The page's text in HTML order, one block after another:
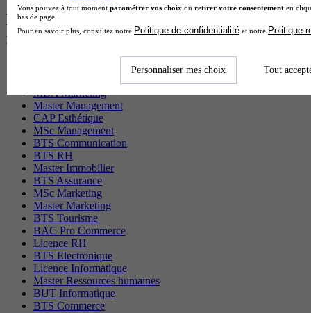
Les diplômes par filière les plus
recherchés
MBA Marketing
Master Management
CAP Esthétique
MSc Management
BTS Communication
BTS RH
Master Immobilier
BTS Assurance
MSc Marketing
Master Marketing
BTS Tourisme
BAC Pro Commerce
Licence RH
BTS Electronique
Licence Informatique
Master Ressources humaines
BUT Informatique
BTS Commerce
Vous pouvez à tout moment paramétrer vos choix ou retirer votre consentement en
bas de page.
Pour en savoir plus, consultez notre Politique de confidentialité et notre Politique
Personnaliser mes choix Tout